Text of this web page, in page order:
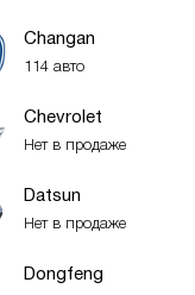
Changan
114 авто
Chevrolet
Нет в продаже
Datsun
Нет в продаже
Dongfeng